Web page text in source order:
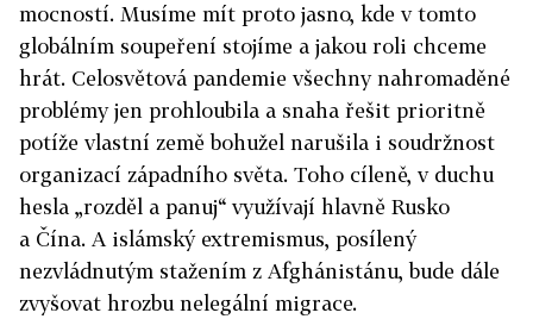
mocností. Musíme mít proto jasno, kde v tomto
globálním soupeření stojíme a jakou roli chceme
hrát. Celosvětová pandemie všechny nahromaděné
problémy jen prohloubila a snaha řešit prioritně
potíže vlastní země bohužel narušila i soudržnost
organizací západního světa. Toho cíleně, v duchu
hesla „rozděl a panuj“ využívají hlavně Rusko
a Čína. A islámský extremismus, posílený
nezvládnutým stažením z Afghánistánu, bude dále
zvyšovat hrozbu nelegální migrace.